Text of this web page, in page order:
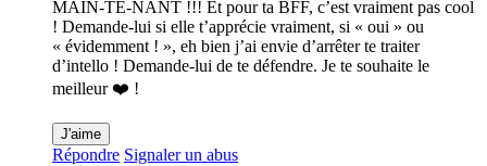
MAIN-TE-NANT !!! Et pour ta BFF, c’est vraiment pas cool
! Demande-lui si elle t’apprécie vraiment, si « oui » ou
« évidemment ! », eh bien j’ai envie d’arrêter te traiter
d’intello ! Demande-lui de te défendre. Je te souhaite le
meilleur ❤️ !
J'aime
Répondre Signaler un abus